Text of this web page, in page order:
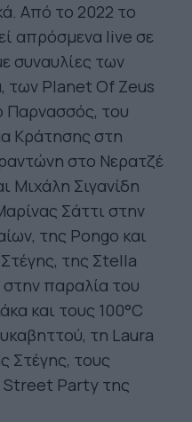
Από το 2022 το
απρόσμενα live σε
συναυλίες των
των Planet Of Zeus
Παρνασσός, του
Κράτησης στη
στο Νερατζέ
Μιχάλη Σιγανίδη
Σάττι στην
της Pongo και
της Σtella
παραλία του
και τους 100°C
τη Laura
Στέγης, τους
Party της